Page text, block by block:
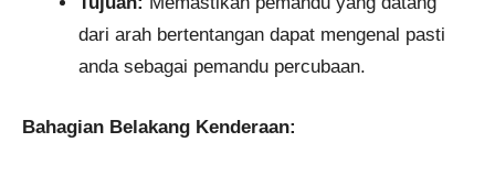
dari arah bertentangan dapat mengenal pasti
anda sebagai pemandu percubaan.
Bahagian Belakang Kenderaan: